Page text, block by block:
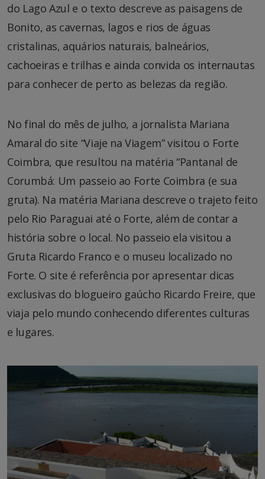
do Lago Azul e o texto descreve as paisagens de
Bonito, as cavernas, lagos e rios de águas
cristalinas, aquários naturais, balneários,
cachoeiras e trilhas e ainda convida os internautas
para conhecer de perto as belezas da região.
No final do mês de julho, a jornalista Mariana
Amaral do site “Viaje na Viagem” visitou o Forte
Coimbra, que resultou na matéria “Pantanal de
Corumbá: Um passeio ao Forte Coimbra (e sua
gruta). Na matéria Mariana descreve o trajeto feito
pelo Rio Paraguai até o Forte, além de contar a
história sobre o local. No passeio ela visitou a
Gruta Ricardo Franco e o museu localizado no
Forte. O site é referência por apresentar dicas
exclusivas do blogueiro gaúcho Ricardo Freire, que
viaja pelo mundo conhecendo diferentes culturas
e lugares.